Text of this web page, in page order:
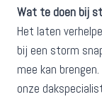
Wat te doen bij
Het laten
bij een storm
mee kan
onze